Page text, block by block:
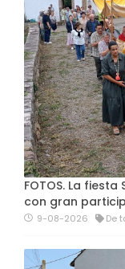
FOTOS. La
con gran
9-08-2026 De